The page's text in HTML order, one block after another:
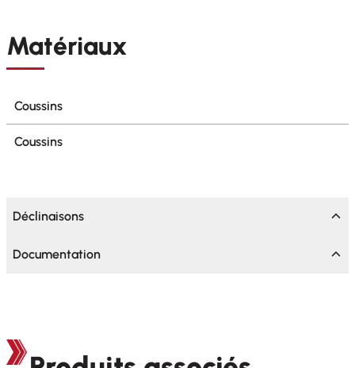
Matériaux
Coussins
Coussins
Déclinaisons
Documentation